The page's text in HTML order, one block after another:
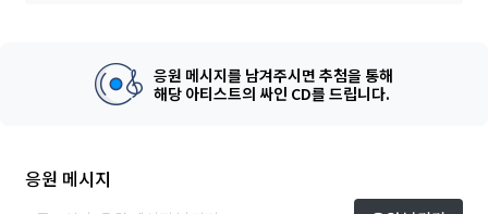
응원 메시지를 남겨주시면 추첨을 통해
해당 아티스트의 싸인 CD를 드립니다.
응원 메시지